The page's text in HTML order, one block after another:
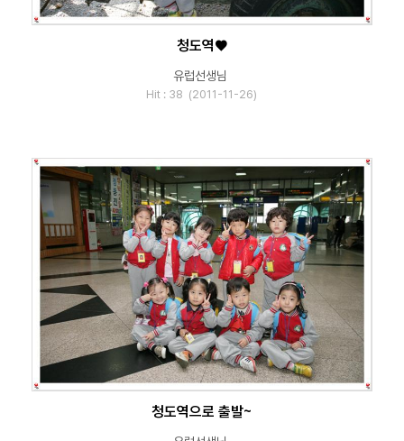
청도역♥
유럽선생님
Hit : 38 (2011-11-26)
청도역으로 출발~